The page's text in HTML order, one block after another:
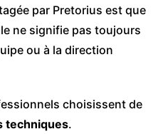
par Pretorius est que
ne signifie pas toujours
ou à la direction
choisissent de
techniques.